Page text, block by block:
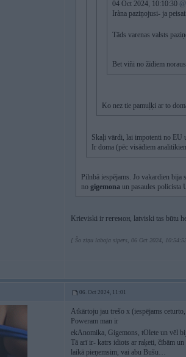
04 Oct 2024, 10:10:30
Iràna paziņojusi- ja
Tāds varenas valsts
Bet viñi no žīdiem
Ko nez tie pamuļķi ar to
Skaļi vārdi, lai impotenti no EU
Ir doma (pēc visādiem
Pilnbā iespējams. Jo vakardien
no gigemona un pasaules policista
Krieviski ir гегемон, latviski tas būtu
[ Šo ziņu laboja sipers, 06 Oct 2024,
06. Oct 2024, 11:01
Atkārtoju jau trešo x (iespējams
Poweram man ir
ekAnomika, Gigemons, tOlete un vēl
Tā arī ir- katrs idiots ar raķeti, čībām
laikā pieņemsim, vai abu Bušu…